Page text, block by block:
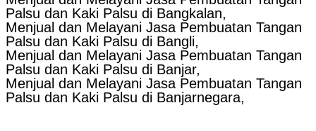
Palsu dan Kaki Palsu di Bangkalan,
Menjual dan Melayani Jasa Pembuatan Tangan
Palsu dan Kaki Palsu di Bangli,
Menjual dan Melayani Jasa Pembuatan Tangan
Palsu dan Kaki Palsu di Banjar,
Menjual dan Melayani Jasa Pembuatan Tangan
Palsu dan Kaki Palsu di Banjarnegara,